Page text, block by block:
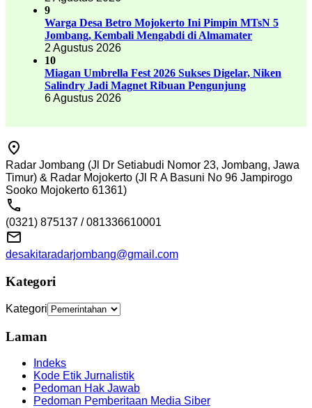
9
Warga Desa Betro Mojokerto Ini Pimpin MTsN 5
Jombang, Kembali Mengabdi di Almamater
2 Agustus 2026
10
Miagan Umbrella Fest 2026 Sukses Digelar, Niken
Salindry Jadi Magnet Ribuan Pengunjung
6 Agustus 2026
Radar Jombang (Jl Dr Setiabudi Nomor 23, Jombang, Jawa
Timur) & Radar Mojokerto (Jl R A Basuni No 96 Jampirogo
Sooko Mojokerto 61361)
(0321) 875137 / 081336610001
desakitaradarjombang@gmail.com
Kategori
Kategori
Laman
Indeks
Kode Etik Jurnalistik
Pedoman Hak Jawab
Pedoman Pemberitaan Media Siber